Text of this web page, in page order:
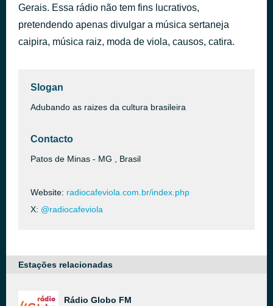
11 Casa Verde [2Shl]
Gerais. Essa rádio não tem fins lucrativos,
pretendendo apenas divulgar a música sertaneja
caipira, música raiz, moda de viola, causos, catira.
Slogan
Adubando as raizes da cultura brasileira
Contacto
Patos de Minas - MG , Brasil
Website: radiocafeviola.com.br/index.php
X: @radiocafeviola
Estações relacionadas
Rádio Globo FM